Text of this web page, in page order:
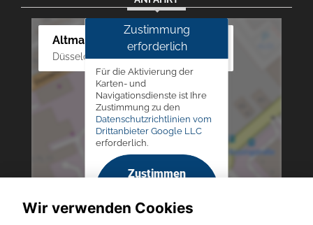
Altmann Autoland
Düsseldorfer Str. 69 - 79, 42781 Haan
Zustimmung
erforderlich
Für die Aktivierung der
Karten- und
Navigationsdienste ist Ihre
Zustimmung zu den
Datenschutzrichtlinien vom
Drittanbieter Google LLC
erforderlich.
Zustimmen
aktivieren
Wir verwenden Cookies